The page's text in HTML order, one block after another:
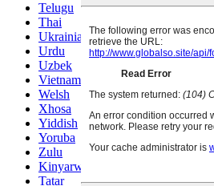
Telugu
Thai
Ukrainian
Urdu
Uzbek
Vietnamese
Welsh
Xhosa
Yiddish
Yoruba
Zulu
Kinyarwanda
Tatar